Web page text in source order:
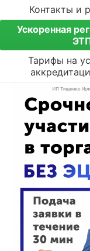
Контакты и
Ускоренная
Тарифы на